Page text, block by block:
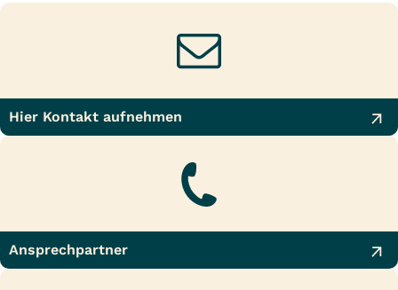
Hier Kontakt aufnehmen
Ansprechpartner